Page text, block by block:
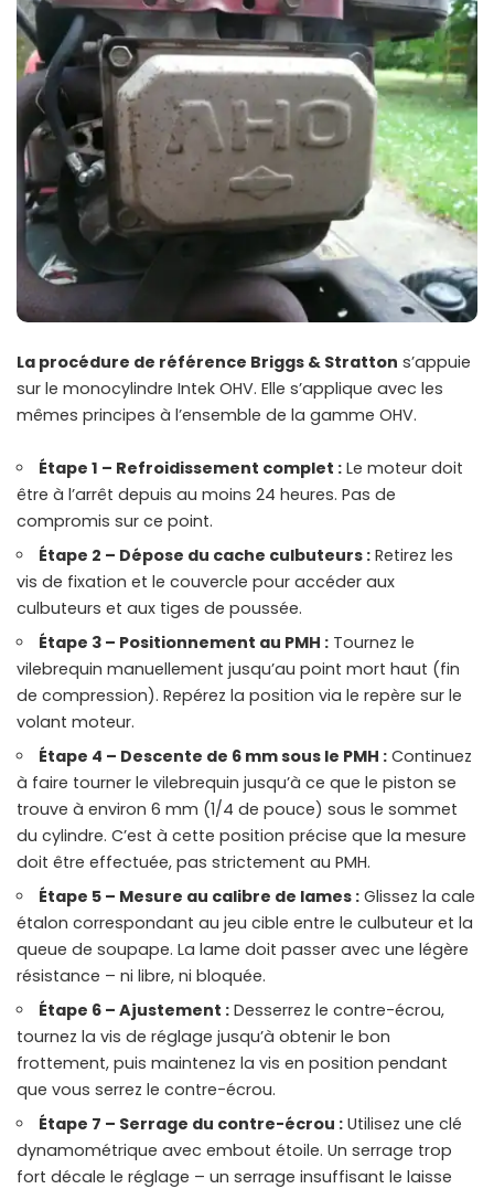
La procédure de référence Briggs & Stratton s’appuie
sur le monocylindre Intek OHV. Elle s’applique avec les
mêmes principes à l’ensemble de la gamme OHV.
Étape 1 – Refroidissement complet : Le moteur doit
être à l’arrêt depuis au moins 24 heures. Pas de
compromis sur ce point.
Étape 2 – Dépose du cache culbuteurs : Retirez les
vis de fixation et le couvercle pour accéder aux
culbuteurs et aux tiges de poussée.
Étape 3 – Positionnement au PMH : Tournez le
vilebrequin manuellement jusqu’au point mort haut (fin
de compression). Repérez la position via le repère sur le
volant moteur.
Étape 4 – Descente de 6 mm sous le PMH : Continuez
à faire tourner le vilebrequin jusqu’à ce que le piston se
trouve à environ 6 mm (1/4 de pouce) sous le sommet
du cylindre. C’est à cette position précise que la mesure
doit être effectuée, pas strictement au PMH.
Étape 5 – Mesure au calibre de lames : Glissez la cale
étalon correspondant au jeu cible entre le culbuteur et la
queue de soupape. La lame doit passer avec une légère
résistance – ni libre, ni bloquée.
Étape 6 – Ajustement : Desserrez le contre-écrou,
tournez la vis de réglage jusqu’à obtenir le bon
frottement, puis maintenez la vis en position pendant
que vous serrez le contre-écrou.
Étape 7 – Serrage du contre-écrou : Utilisez une clé
dynamométrique avec embout étoile. Un serrage trop
fort décale le réglage – un serrage insuffisant le laisse